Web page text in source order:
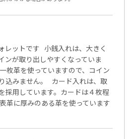
レットです 小銭入れは、大きく
ンが取り出しやすくなっていま
枚革を使っていますので、コイン
込みません。 カード入れは、取
採用しています。カードは４枚程
革に厚みのある革を使っています